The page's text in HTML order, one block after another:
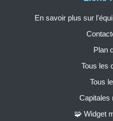
En savoir plus sur
Plan
Tous les
Tous
Capitales
🧩 Widget